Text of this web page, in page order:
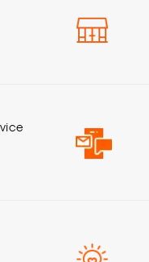
keuze altijd nog